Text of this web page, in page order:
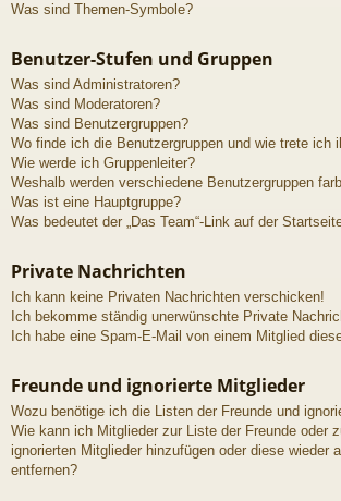
Was sind Themen-Symbole?
Benutzer-Stufen und Gruppen
Was sind Administratoren?
Was sind Moderatoren?
Was sind Benutzergruppen?
Wo finde ich die Benutzergruppen und wie trete ich
Wie werde ich Gruppenleiter?
Weshalb werden verschiedene Benutzergruppen
Was ist eine Hauptgruppe?
Was bedeutet der „Das Team“-Link auf der
Private Nachrichten
Ich kann keine Privaten Nachrichten verschicken!
Ich bekomme ständig unerwünschte Private
Ich habe eine Spam-E-Mail von einem Mitglied
Freunde und ignorierte Mitglieder
Wozu benötige ich die Listen der Freunde und
Wie kann ich Mitglieder zur Liste der Freunde oder
ignorierten Mitglieder hinzufügen oder diese wieder
entfernen?